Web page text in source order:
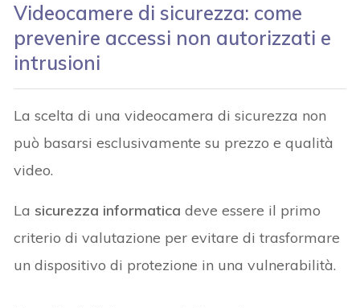
Videocamere di sicurezza: come
prevenire accessi non autorizzati e
intrusioni
La scelta di una videocamera di sicurezza non
può basarsi esclusivamente su prezzo e qualità
video.
La sicurezza informatica deve essere il primo
criterio di valutazione per evitare di trasformare
un dispositivo di protezione in una vulnerabilità.